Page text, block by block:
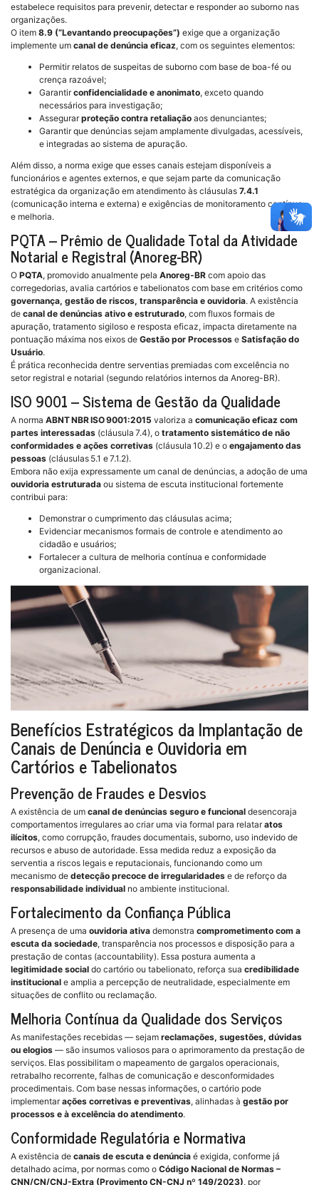
estabelece requisitos para prevenir, detectar e responder ao suborno nas
organizações.
O item 8.9 (“Levantando preocupações”) exige que a organização
implemente um canal de denúncia eficaz, com os seguintes elementos:
Permitir relatos de suspeitas de suborno com base de boa-fé ou
crença razoável;
Garantirconfidencialidade e anonimato, exceto quando
necessários para investigação;
Assegurarproteção contra retaliação aos denunciantes;
Garantir que denúncias sejam amplamente divulgadas, acessíveis,
e integradas ao sistema de apuração.
Além disso, a norma exige que esses canais estejam disponíveis a
funcionários e agentes externos, e que sejam parte da comunicação
estratégica da organização em atendimento às cláusulas 7.4.1
(comunicação interna e externa) e exigências de monitoramento contínuo
e melhoria.
PQTA – Prêmio de Qualidade Total da Atividade
Notarial e Registral (Anoreg-BR)
O PQTA, promovido anualmente pela Anoreg-BR com apoio das
corregedorias, avalia cartórios e tabelionatos com base em critérios como
governança, gestão de riscos, transparência e ouvidoria. A existência
de canal de denúncias ativo e estruturado, com fluxos formais de
apuração, tratamento sigiloso e resposta eficaz, impacta diretamente na
pontuação máxima nos eixos de Gestão por Processos e Satisfação do
Usuário.
É prática reconhecida dentre serventias premiadas com excelência no
setor registral e notarial (segundo relatórios internos da Anoreg-BR).
ISO 9001 – Sistema de Gestão da Qualidade
A norma ABNT NBR ISO 9001:2015 valoriza a comunicação eficaz com
partes interessadas (cláusula 7.4), o tratamento sistemático de não
conformidades e ações corretivas (cláusula 10.2) e o engajamento das
pessoas (cláusulas 5.1 e 7.1.2).
Embora não exija expressamente um canal de denúncias, a adoção de uma
ouvidoria estruturada ou sistema de escuta institucional fortemente
contribui para:
Demonstrar o cumprimento das cláusulas acima;
Evidenciar mecanismos formais de controle e atendimento ao
cidadão e usuários;
Fortalecer a cultura de melhoria contínua e conformidade
organizacional.
Benefícios Estratégicos da Implantação de
Canais de Denúncia e Ouvidoria em
Cartórios e Tabelionatos
Prevenção de Fraudes e Desvios
A existência de um canal de denúncias seguro e funcional desencoraja
comportamentos irregulares ao criar uma via formal para relataratos
ilícitos, como corrupção, fraudes documentais, suborno, uso indevido de
recursos e abuso de autoridade. Essa medida reduz a exposição da
serventia a riscos legais e reputacionais, funcionando como um
mecanismo de detecção precoce de irregularidades e de reforço da
responsabilidade individual no ambiente institucional.
Fortalecimento da Confiança Pública
A presença de uma ouvidoria ativa demonstra comprometimento com a
escuta da sociedade, transparência nos processos e disposição para a
prestação de contas (accountability). Essa postura aumenta a
legitimidade social do cartório ou tabelionato, reforça sua credibilidade
institucional e amplia a percepção de neutralidade, especialmente em
situações de conflito ou reclamação.
Melhoria Contínua da Qualidade dos Serviços
As manifestações recebidas — sejam reclamações, sugestões, dúvidas
ou elogios — são insumos valiosos para o aprimoramento da prestação de
serviços. Elas possibilitam o mapeamento de gargalos operacionais,
retrabalho recorrente, falhas de comunicação e desconformidades
procedimentais. Com base nessas informações, o cartório pode
implementarações corretivas e preventivas, alinhadas à gestão por
processos e à excelência do atendimento.
Conformidade Regulatória e Normativa
A existência de canais de escuta e denúncia é exigida, conforme já
detalhado acima, por normas como o Código Nacional de Normas –
CNN/CN/CNJ-Extra (Provimento CN-CNJ nº 149/2023), por